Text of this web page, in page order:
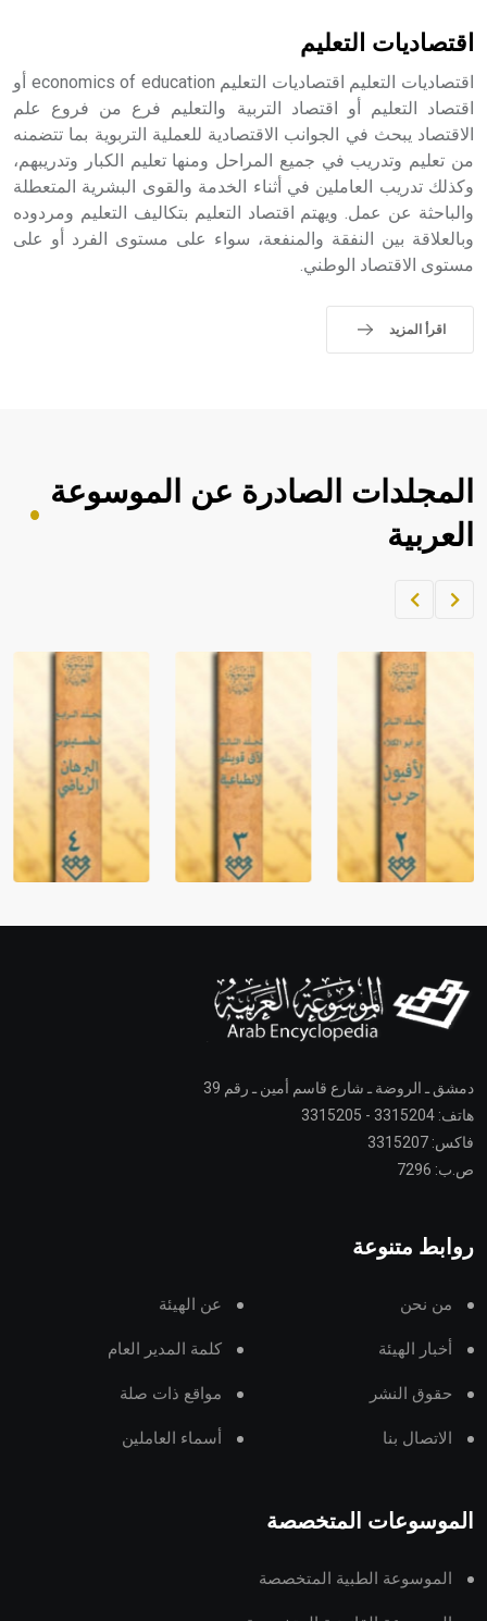
sign تكتب منفصلة غير متصلة، وتعتمد المبدأ الأكوروفوني،
حيث تقتصر القيمة الصوتية للعلامة الك
اقتصاديات التعليم
اقتصاديات التعليم اقتصاديات التعليم economics of education أو
اقتصاد التعليم أو اقتصاد التربية والتعليم فرع من فروع علم
الاقتصاد يبحث في الجوانب الاقتصادية للعملية التربوية بما تتضمنه
من تعليم وتدريب في جميع المراحل ومنها تعليم الكبار وتدريبهم،
وكذلك تدريب العاملين في أثناء الخدمة والقوى البشرية المتعطلة
والباحثة عن عمل. ويهتم اقتصاد التعليم بتكاليف التعليم ومردوده
وبالعلاقة بين النفقة والمنفعة، سواء على مستوى الفرد أو على
مستوى الاقتصاد الوطني.
اقرأ المزيد
المجلدات الصادرة عن الموسوعة
العربية
دمشق ـ الروضة ـ شارع قاسم أمين ـ رقم 39
هاتف: 3315204 - 3315205
فاكس: 3315207
ص.ب: 7296
روابط متنوعة
من نحن عن الهيئة
أخبار الهيئة كلمة المدير العام
حقوق النشر مواقع ذات صلة
الاتصال بنا أسماء العاملين
الموسوعات المتخصصة
الموسوعة الطبية المتخصصة